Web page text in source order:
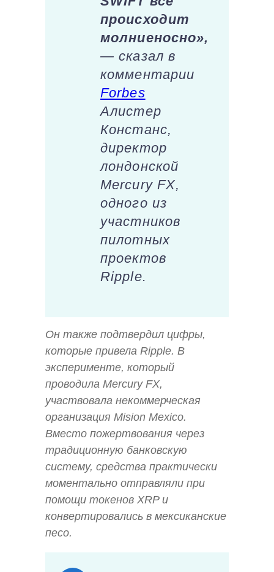
происходит
молниеносно»,
— сказал в
комментарии
Forbes
Алистер
Констанс,
директор
лондонской
Mercury FX,
одного из
участников
пилотных
проектов
Ripple.
Он также подтвердил цифры,
которые привела Ripple. В
эксперименте, который
проводила Mercury FX,
участвовала некоммерческая
организация Mision Mexico.
Вместо пожертвования через
традиционную банковскую
систему, средства практически
моментально отправляли при
помощи токенов XRP и
конвертировались в мексиканские
песо.